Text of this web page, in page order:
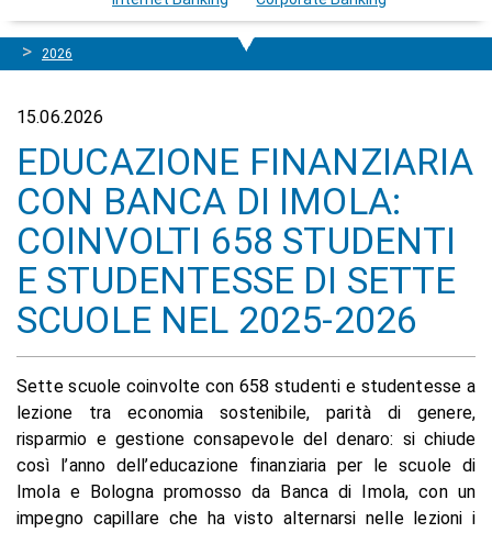
2026
15.06.2026
EDUCAZIONE FINANZIARIA
CON BANCA DI IMOLA:
COINVOLTI 658 STUDENTI
E STUDENTESSE DI SETTE
SCUOLE NEL 2025-2026
Sette scuole coinvolte con 658 studenti e studentesse a
lezione tra economia sostenibile, parità di genere,
risparmio e gestione consapevole del denaro: si chiude
così l’anno dell’educazione finanziaria per le scuole di
Imola e Bologna promosso da Banca di Imola, con un
impegno capillare che ha visto alternarsi nelle lezioni i